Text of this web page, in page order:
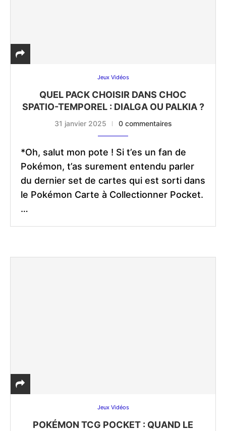
Jeux Vidéos
QUEL PACK CHOISIR DANS CHOC
SPATIO-TEMPOREL : DIALGA OU PALKIA ?
31 janvier 2025 0 commentaires
*Oh, salut mon pote ! Si t’es un fan de
Pokémon, t’as surement entendu parler
du dernier set de cartes qui est sorti dans
le Pokémon Carte à Collectionner Pocket.
…
Jeux Vidéos
POKÉMON TCG POCKET : QUAND LE